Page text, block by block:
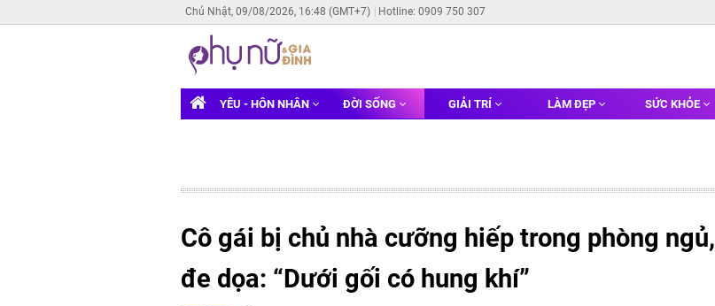
Chủ Nhật, 09/08/2026, 16:48 (GMT+7) Hotline: 0909 750 307
YÊU - HÔN NHÂN ĐỜI SỐNG GIẢI TRÍ LÀM ĐẸP SỨC KHỎE
Cô gái bị chủ nhà cưỡng hiếp trong phòng ngủ,
đe dọa: “Dưới gối có hung khí”